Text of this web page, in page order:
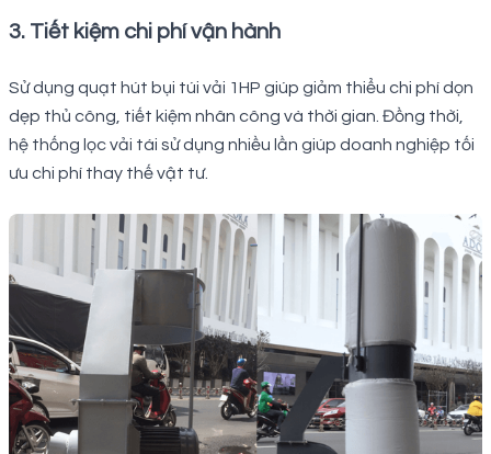
3. Tiết kiệm chi phí vận hành
Sử dụng quạt hút bụi túi vải 1HP giúp giảm thiểu chi phí dọn
dẹp thủ công, tiết kiệm nhân công và thời gian. Đồng thời,
hệ thống lọc vải tái sử dụng nhiều lần giúp doanh nghiệp tối
ưu chi phí thay thế vật tư.